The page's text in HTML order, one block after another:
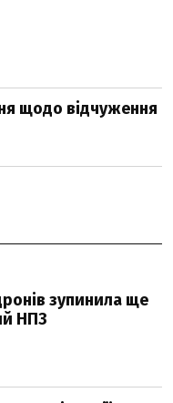
щодо відчуження
зупинила ще
НПЗ